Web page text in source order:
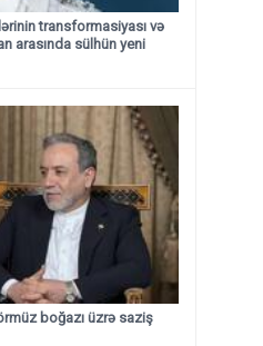
transformasiyası və
arasında sülhün yeni
boğazı üzrə saziş